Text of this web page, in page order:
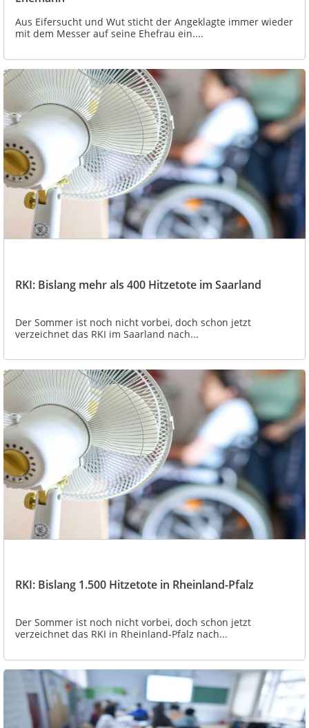
Aus Eifersucht und Wut sticht der Angeklagte immer wieder
mit dem Messer auf seine Ehefrau ein....
RKI: Bislang mehr als 400 Hitzetote im Saarland
Der Sommer ist noch nicht vorbei, doch schon jetzt
verzeichnet das RKI im Saarland nach...
RKI: Bislang 1.500 Hitzetote in Rheinland-Pfalz
Der Sommer ist noch nicht vorbei, doch schon jetzt
verzeichnet das RKI in Rheinland-Pfalz nach...